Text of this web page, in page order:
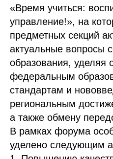
«Время учиться:
управление!», на
предметных секций
актуальные вопросы
образования, уделяя
федеральным
стандартам и
региональным
а также обмену
В рамках форума
уделено следующим